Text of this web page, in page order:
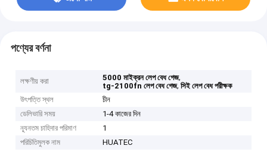
পণ্যের বর্ণনা
লক্ষণীয় করা 5000 মাইক্রন লেপ বেধ গেজ,
tg-2100fn লেপ বেধ গেজ,সিই লেপ বেধ পরীক্ষক
উৎপত্তি স্থল
চীন
ডেলিভারি সময়
1-4 কাজের দিন
ন্যূনতম চাহিদার পরিমাণ
1
পরিচিতিমুলক নাম
HUATEC